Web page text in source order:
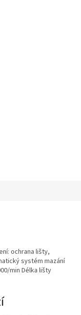
ochrana lišty,
systém mazání
min Délka lišty